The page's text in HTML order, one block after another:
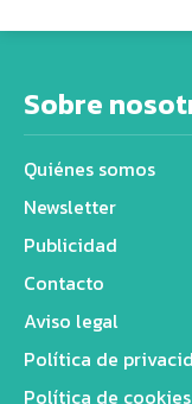
Sobre
Quiénes somos
Newsletter
Publicidad
Contacto
Aviso legal
Política de
Política de cookies